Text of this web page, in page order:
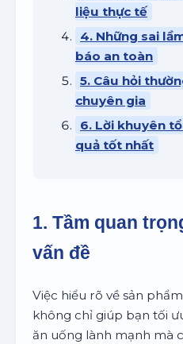
liệu thực tế
4. Những sai
báo an toàn
5. Câu hỏi
chuyên gia
6. Lời khuyên
quả tốt nhất
1. Tầm quan
vấn đề
Việc hiểu rõ về sản
không chỉ giúp bạn tối
ăn uống lành mạnh mà